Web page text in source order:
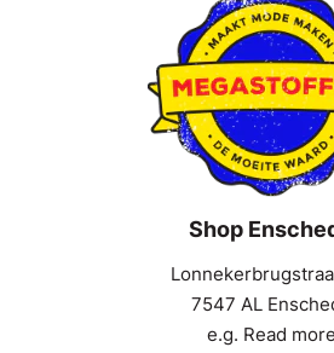
Shop
7547 AL
e.g. Read more